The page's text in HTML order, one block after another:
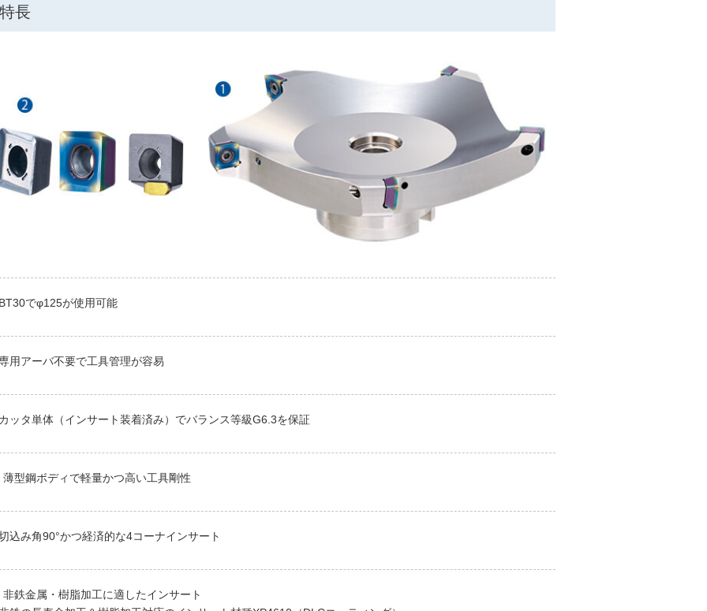
特長
でφ125が使用可能
用アーバ不要で工具管理が容易
ッタ単体（インサート装着済み）でバランス等級G6.3を保証
薄型鋼ボディで軽量かつ高い工具剛性
込み角90°かつ経済的な4コーナインサート
非鉄金属・樹脂加工に適したインサート